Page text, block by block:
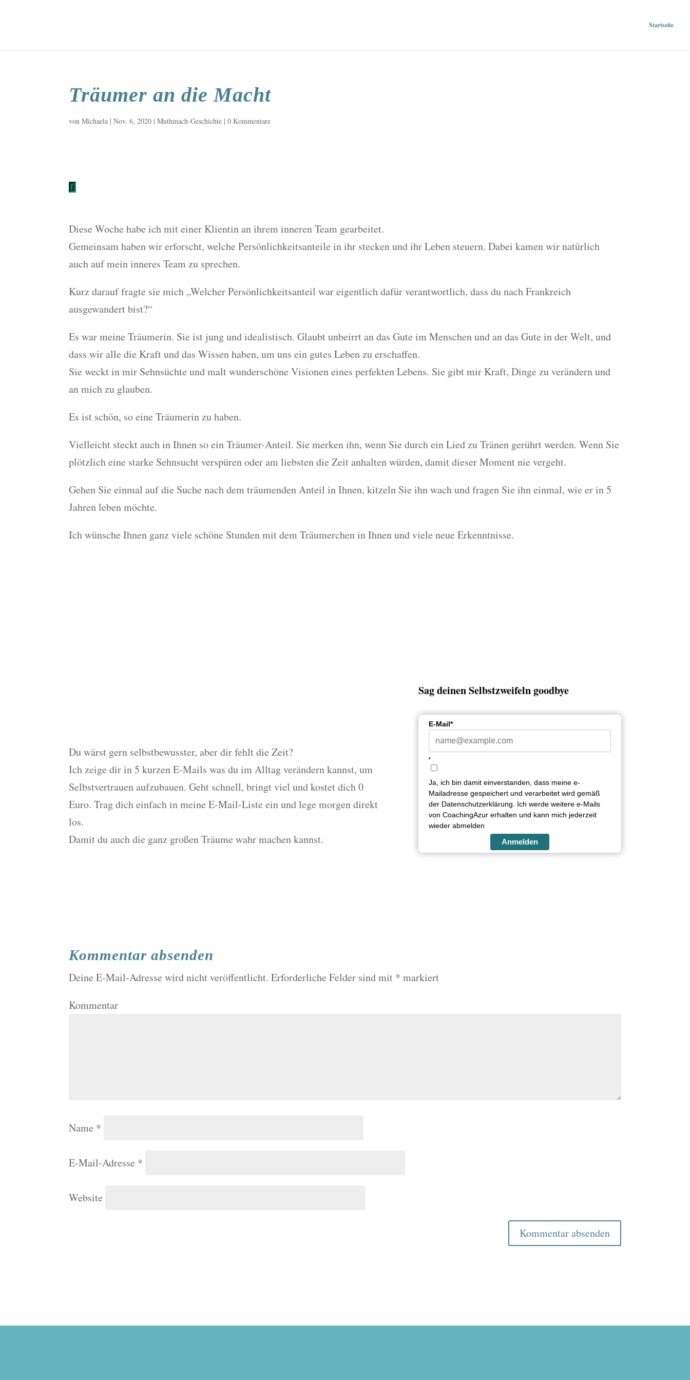
Startseite
Träumer an die Macht
vonMichaela |Nov. 6, 2020 |Muthmach-Geschichte |0 Kommentare
Diese Woche habe ich mit einer Klientin an ihrem inneren Team gearbeitet.
Gemeinsam haben wir erforscht, welche Persönlichkeitsanteile in ihr stecken und ihr Leben steuern. Dabei kamen wir natürlich
auch auf mein inneres Team zu sprechen.
Kurz darauf fragte sie mich „Welcher Persönlichkeitsanteil war eigentlich dafür verantwortlich, dass du nach Frankreich
ausgewandert bist?“
Es war meine Träumerin. Sie ist jung und idealistisch. Glaubt unbeirrt an das Gute im Menschen und an das Gute in der Welt, und
dass wir alle die Kraft und das Wissen haben, um uns ein gutes Leben zu erschaffen.
Sie weckt in mir Sehnsüchte und malt wunderschöne Visionen eines perfekten Lebens. Sie gibt mir Kraft, Dinge zu verändern und
an mich zu glauben.
Es ist schön, so eine Träumerin zu haben.
Vielleicht steckt auch in Ihnen so ein Träumer-Anteil. Sie merken ihn, wenn Sie durch ein Lied zu Tränen gerührt werden. Wenn Sie
plötzlich eine starke Sehnsucht verspüren oder am liebsten die Zeit anhalten würden, damit dieser Moment nie vergeht.
Gehen Sie einmal auf die Suche nach dem träumenden Anteil in Ihnen, kitzeln Sie ihn wach und fragen Sie ihn einmal, wie er in 5
Jahren leben möchte.
Ich wünsche Ihnen ganz viele schöne Stunden mit dem Träumerchen in Ihnen und viele neue Erkenntnisse.
Du wärst gern selbstbewusster, aber dir fehlt die Zeit?
Ich zeige dir in 5 kurzen E-Mails was du im Alltag verändern kannst, um
Selbstvertrauen aufzubauen. Geht schnell, bringt viel und kostet dich 0
Euro. Trag dich einfach in meine E-Mail-Liste ein und lege morgen direkt
los.
Damit du auch die ganz großen Träume wahr machen kannst.
Sag deinen Selbstzweifeln goodbye
E-Mail*
*
Ja, ich bin damit einverstanden, dass meine e-
Mailadresse gespeichert und verarbeitet wird gemäß
der Datenschutzerklärung. Ich werde weitere e-Mails
von CoachingAzur erhalten und kann mich jederzeit
wieder abmelden
Anmelden
Kommentar absenden
Deine E-Mail-Adresse wird nicht veröffentlicht. Erforderliche Felder sind mit * markiert
Kommentar
Name *
E-Mail-Adresse *
Website